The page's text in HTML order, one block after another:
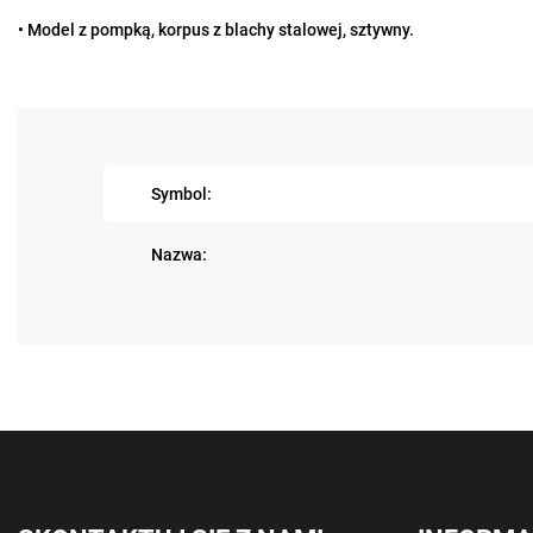
• Model z pompką, korpus z blachy stalowej, sztywny.
Symbol:
Nazwa: